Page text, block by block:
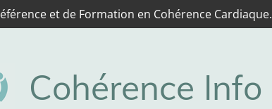
et de Formation en Cohérence Cardiaque.
Cohérence Info